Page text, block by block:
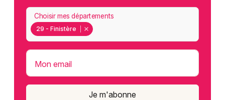
29 - Finistère
Choisir mes départements
Mon email
Je m'abonne